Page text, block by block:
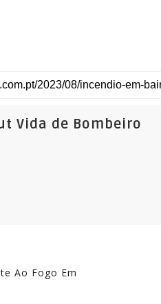
Vida de Bombeiro
Ao Fogo Em